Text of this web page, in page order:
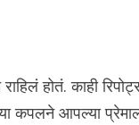
होतं. काही
कपलने आपल्या